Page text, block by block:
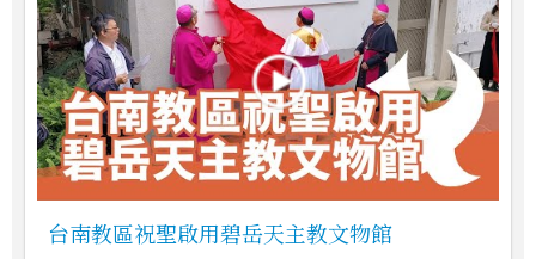
台南教區祝聖啟用碧岳天主教文物館